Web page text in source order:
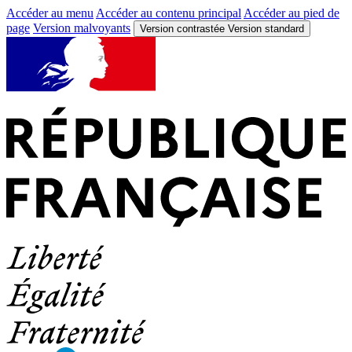
Accéder au menu Accéder au contenu principal Accéder au pied de
page Version malvoyants Version contrastée Version standard